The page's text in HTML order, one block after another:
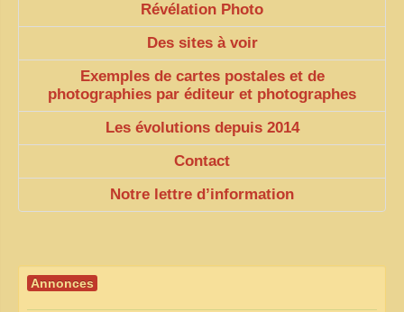
Révélation Photo
Des sites à voir
Exemples de cartes postales et de
photographies par éditeur et photographes
Les évolutions depuis 2014
Contact
Notre lettre d’information
Annonces